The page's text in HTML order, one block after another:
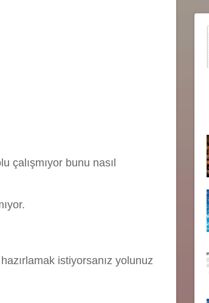
çalışmıyor bunu nasıl
istiyorsanız yolunuz